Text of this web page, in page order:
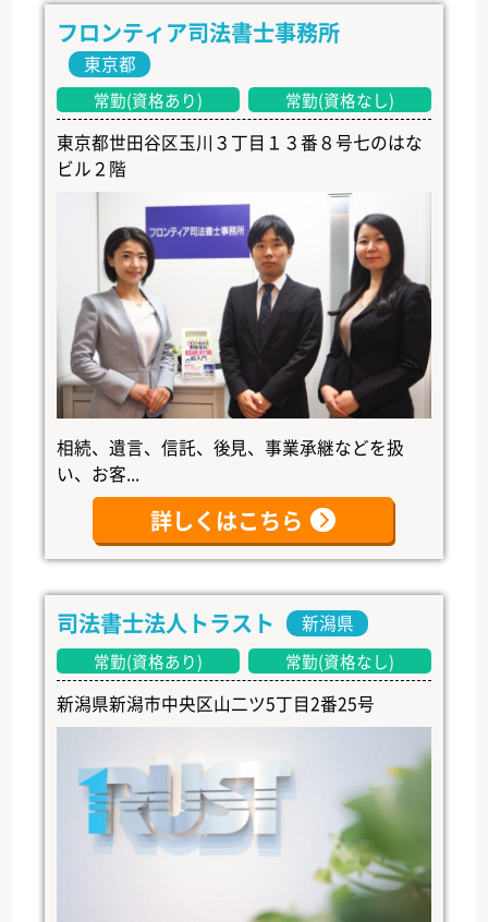
フロンティア司法書士事務所
東京都
常勤(資格あり) 常勤(資格なし)
東京都世田谷区玉川３丁目１３番８号七のはな
ビル２階
相続、遺言、信託、後見、事業承継などを扱
い、お客...
詳しくはこちら
司法書士法人トラスト 新潟県
常勤(資格あり) 常勤(資格なし)
新潟県新潟市中央区山二ツ5丁目2番25号